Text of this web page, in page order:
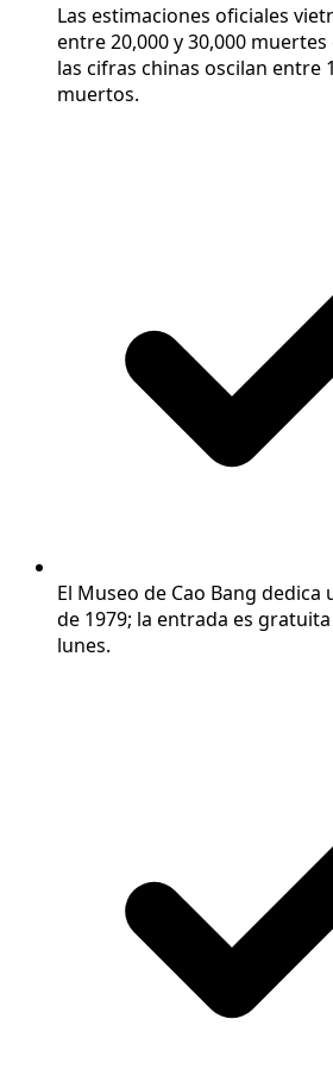
Las estimaciones oficiales
entre 20,000 y 30,000
las cifras chinas oscilan entre
muertos.
El Museo de Cao Bang dedica
de 1979; la entrada es
lunes.